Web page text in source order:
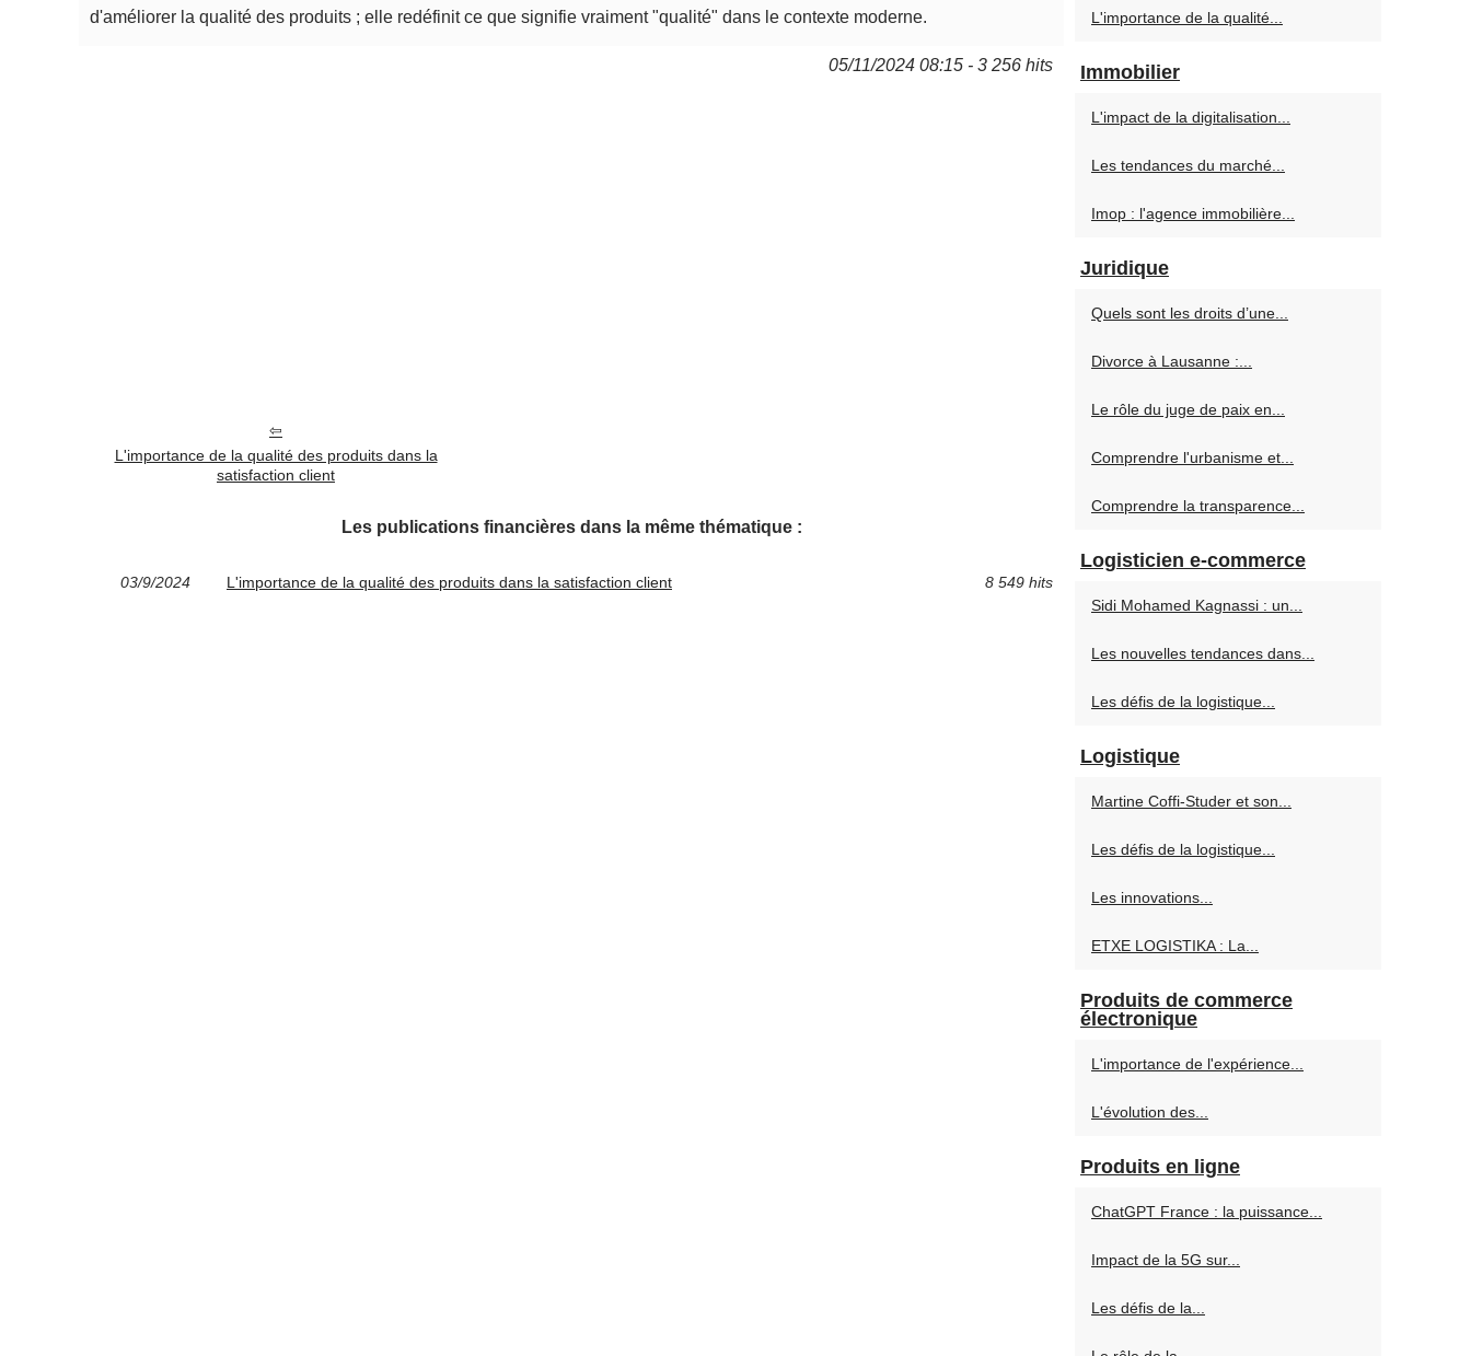
d'améliorer la qualité des produits ; elle redéfinit ce que signifie vraiment "qualité" dans le contexte moderne.
05/11/2024 08:15 - 3 256 hits
L'importance de la qualité des produits dans la
satisfaction client
Les publications financières dans la même thématique :
03/9/2024 L'importance de la qualité des produits dans la satisfaction client 8 549 hits
L'importance de la qualité...
Immobilier
L'impact de la digitalisation...
Les tendances du marché...
Imop : l'agence immobilière...
Juridique
Quels sont les droits d’une...
Divorce à Lausanne :...
Le rôle du juge de paix en...
Comprendre l'urbanisme et...
Comprendre la transparence...
Logisticien e-commerce
Sidi Mohamed Kagnassi : un...
Les nouvelles tendances dans...
Les défis de la logistique...
Logistique
Martine Coffi-Studer et son...
Les défis de la logistique...
Les innovations...
ETXE LOGISTIKA : La...
Produits de commerce
électronique
L'importance de l'expérience...
L'évolution des...
Produits en ligne
ChatGPT France : la puissance...
Impact de la 5G sur...
Les défis de la...